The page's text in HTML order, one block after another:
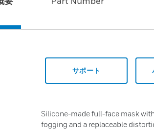
サポート
Silicone-made full-face mask
fogging and a replaceable